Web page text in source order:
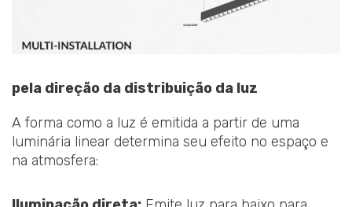
pela direção da distribuição da luz
A forma como a luz é emitida a partir de uma
luminária linear determina seu efeito no espaço e
na atmosfera: